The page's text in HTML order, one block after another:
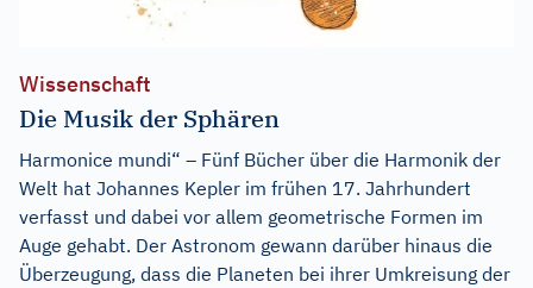
Wissenschaft
Die Musik der Sphären
Harmonice mundi“ – Fünf Bücher über die Harmonik der
Welt hat Johannes Kepler im frühen 17. Jahrhundert
verfasst und dabei vor allem geometrische Formen im
Auge gehabt. Der Astronom gewann darüber hinaus die
Überzeugung, dass die Planeten bei ihrer Umkreisung der